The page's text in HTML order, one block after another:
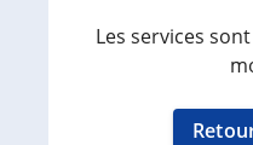
Les services